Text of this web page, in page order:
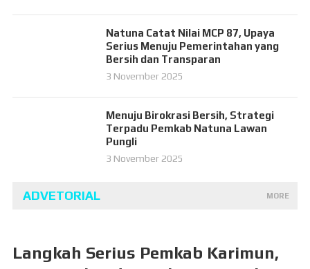
Natuna Catat Nilai MCP 87, Upaya
Serius Menuju Pemerintahan yang
Bersih dan Transparan
3 November 2025
Menuju Birokrasi Bersih, Strategi
Terpadu Pemkab Natuna Lawan
Pungli
3 November 2025
ADVETORIAL MORE
Langkah Serius Pemkab Karimun,